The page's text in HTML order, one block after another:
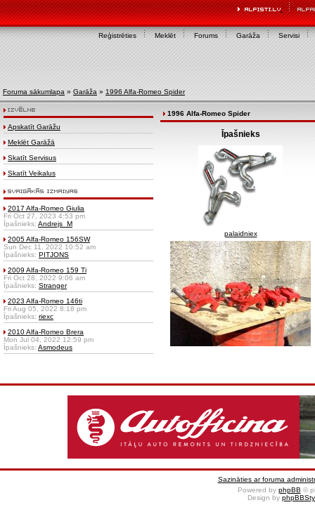
Reģistrēties Meklēt Forums Garāža Servisi
Foruma sākumlapa » Garāža » 1996 Alfa-Romeo Spider
Apskatīt Garāžu
Meklēt Garāžā
Skatīt Servisus
Skatīt Veikalus
2017 Alfa-Romeo Giulia
Fri Oct 27, 2023 4:53 pm
Īpašnieks: Andrejs_M
2005 Alfa-Romeo 156SW
Sun Dec 11, 2022 10:52 am
Īpašnieks: PITJONS
2009 Alfa-Romeo 159 Ti
Fri Oct 28, 2022 9:06 am
Īpašnieks: Stranger
2023 Alfa-Romeo 146ti
Fri Aug 05, 2022 8:18 pm
Īpašnieks: riexc
2010 Alfa-Romeo Brera
Mon Jul 04, 2022 12:59 pm
Īpašnieks: Asmodeus
1996 Alfa-Romeo Spider
Īpašnieks
palaidniex
Sazināties ar foruma
Powered by phpBB ©
Design by